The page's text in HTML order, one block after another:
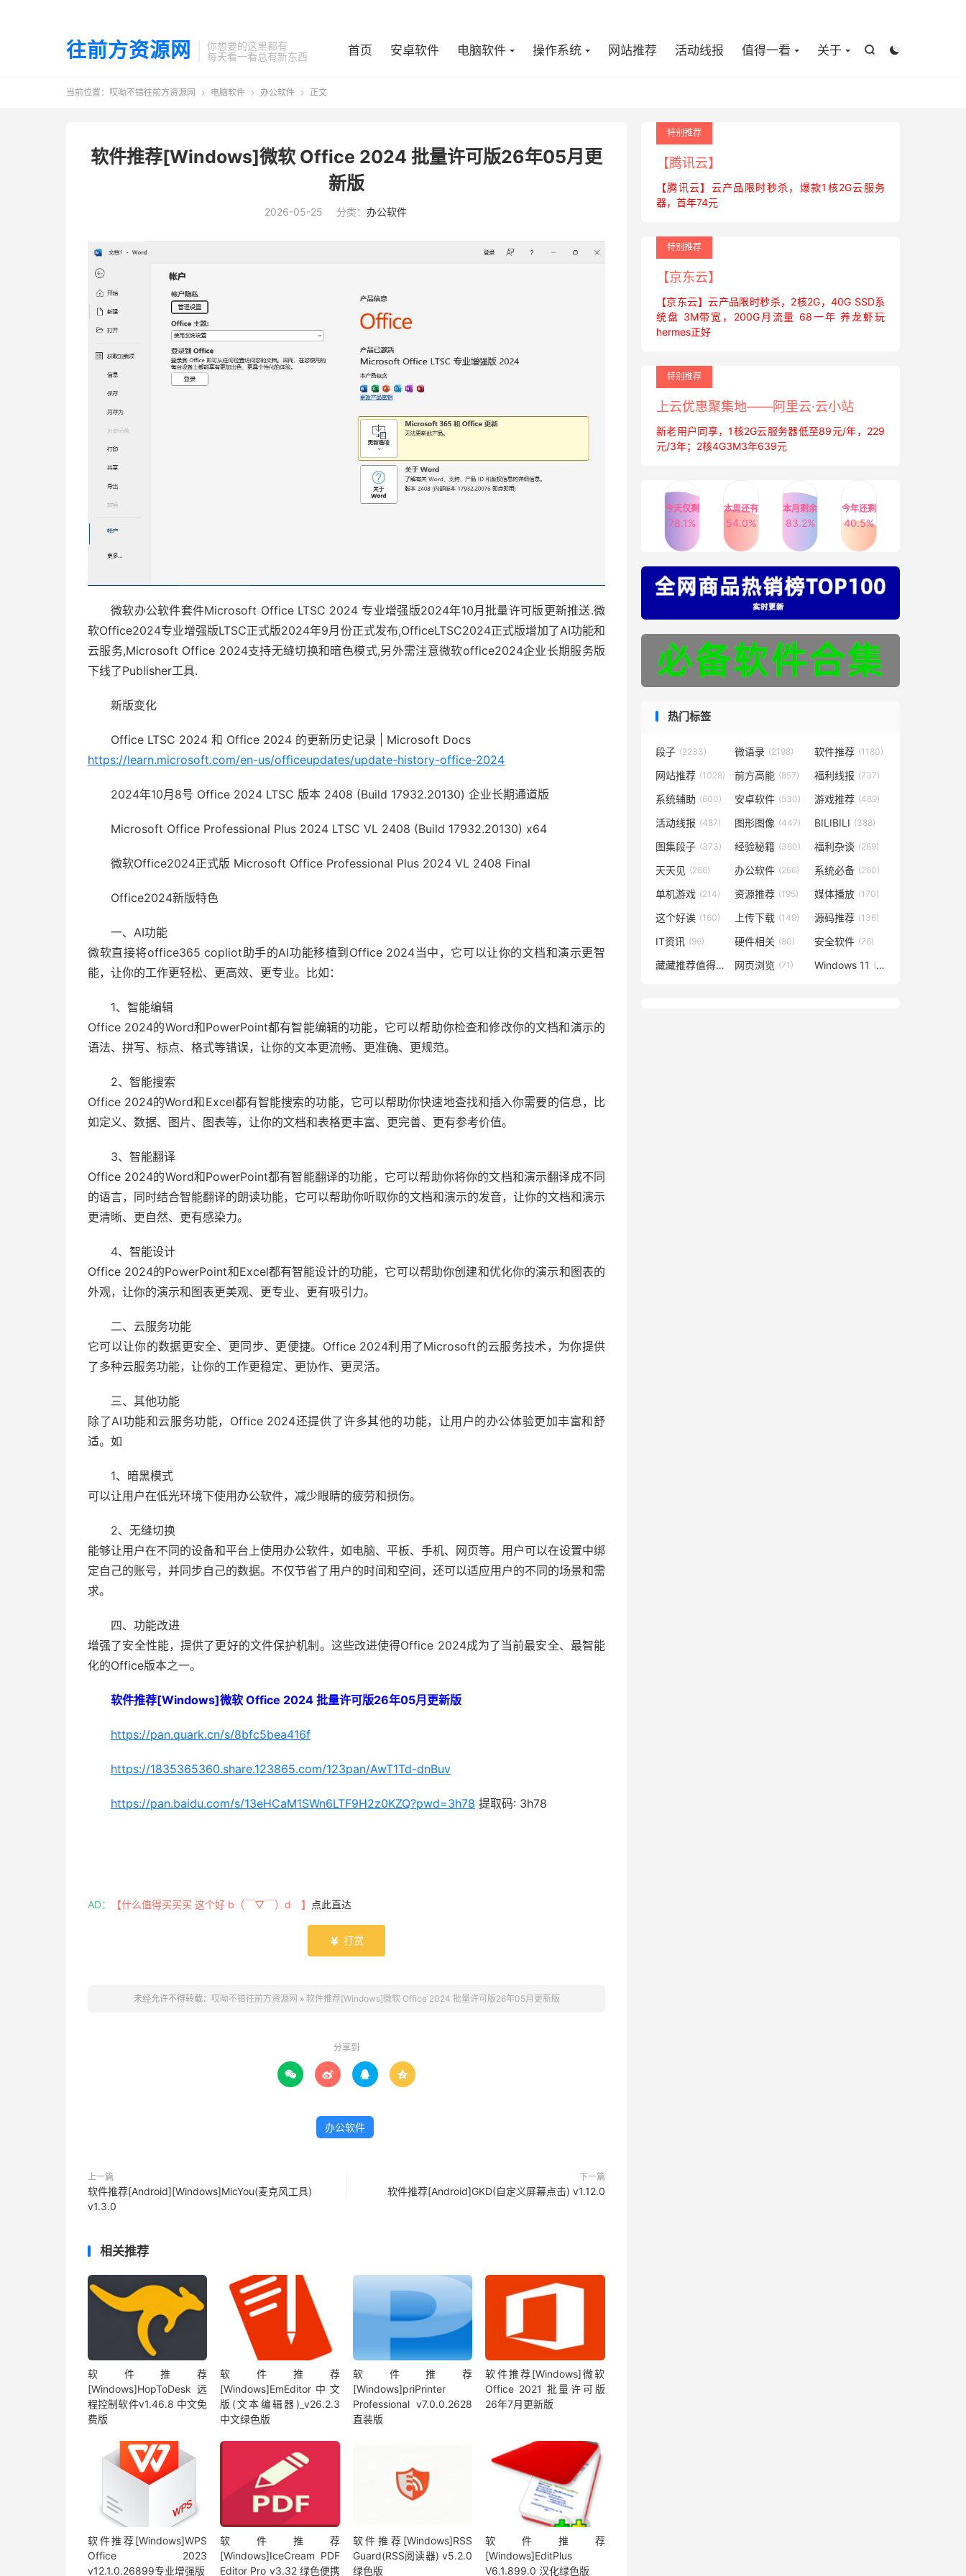
往前方资源网
你想要的这里都有
每天看一看总有新东西


首页 安卓软件 电脑软件 操作系统 网站推荐 活动线报 值得一看 关于
当前位置： 哎呦不错往前方资源网  电脑软件  办公软件  正文
软件推荐[Windows]微软 Office 2024 批量许可版26年05月更
新版
2026-05-25 分类： 办公软件
微软办公软件套件Microsoft Office LTSC 2024 专业增强版2024年10月批量许可版更新推送.微
软Office2024专业增强版LTSC正式版2024年9月份正式发布,OfficeLTSC2024正式版增加了AI功能和
云服务,Microsoft Office 2024支持无缝切换和暗色模式,另外需注意微软office2024企业长期服务版
下线了Publisher工具.
新版变化
Office LTSC 2024 和 Office 2024 的更新历史记录 | Microsoft Docs
https://learn.microsoft.com/en-us/officeupdates/update-history-office-2024
2024年10月8号 Office 2024 LTSC 版本 2408 (Build 17932.20130) 企业长期通道版
Microsoft Office Professional Plus 2024 LTSC VL 2408 (Build 17932.20130) x64
微软Office2024正式版 Microsoft Office Professional Plus 2024 VL 2408 Final
Office2024新版特色
一、AI功能
微软直接将office365 copliot助手的AI功能移植到Office 2024当中，它可以让你的文档和演示更智
能，让你的工作更轻松、更高效、更专业。比如：
1、智能编辑
Office 2024的Word和PowerPoint都有智能编辑的功能，它可以帮助你检查和修改你的文档和演示的
语法、拼写、标点、格式等错误，让你的文本更流畅、更准确、更规范。
2、智能搜索
Office 2024的Word和Excel都有智能搜索的功能，它可以帮助你快速地查找和插入你需要的信息，比
如定义、数据、图片、图表等，让你的文档和表格更丰富、更完善、更有参考价值。
3、智能翻译
Office 2024的Word和PowerPoint都有智能翻译的功能，它可以帮助你将你的文档和演示翻译成不同
的语言，同时结合智能翻译的朗读功能，它可以帮助你听取你的文档和演示的发音，让你的文档和演示
更清晰、更自然、更有感染力。
4、智能设计
Office 2024的PowerPoint和Excel都有智能设计的功能，它可以帮助你创建和优化你的演示和图表的
外观，让你的演示和图表更美观、更专业、更有吸引力。
二、云服务功能
它可以让你的数据更安全、更同步、更便捷。Office 2024利用了Microsoft的云服务技术，为你提供
了多种云服务功能，让你的工作更稳定、更协作、更灵活。
三、其他功能
除了AI功能和云服务功能，Office 2024还提供了许多其他的功能，让用户的办公体验更加丰富和舒
适。如
1、暗黑模式
可以让用户在低光环境下使用办公软件，减少眼睛的疲劳和损伤。
2、无缝切换
能够让用户在不同的设备和平台上使用办公软件，如电脑、平板、手机、网页等。用户可以在设置中绑
定自己的账号，并同步自己的数据。不仅节省了用户的时间和空间，还可以适应用户的不同的场景和需
求。
四、功能改进
增强了安全性能，提供了更好的文件保护机制。这些改进使得Office 2024成为了当前最安全、最智能
化的Office版本之一。
软件推荐[Windows]微软 Office 2024 批量许可版26年05月更新版
https://pan.quark.cn/s/8bfc5bea416f
https://1835365360.share.123865.com/123pan/AwT1Td-dnBuv
https://pan.baidu.com/s/13eHCaM1SWn6LTF9H2z0KZQ?pwd=3h78 提取码: 3h78
AD： 【什么值得买买买 这个好 b（￣▽￣）d 】 点此直达
 打赏
未经允许不得转载： 哎呦不错往前方资源网 » 软件推荐[Windows]微软 Office 2024 批量许可版26年05月更新版
分享到
   
办公软件
上一篇
软件推荐[Android][Windows]MicYou(麦克风工具)
v1.3.0
下一篇
软件推荐[Android]GKD(自定义屏幕点击) v1.12.0
相关推荐
软件推荐
[Windows]HopToDesk远
程控制软件v1.46.8 中文免
费版
软件推荐
[Windows]EmEditor中文
版(文本编辑器)_v26.2.3
中文绿色版
软件推荐
[Windows]priPrinter
Professional v7.0.0.2628
直装版
软件推荐[Windows]微软
Office 2021 批量许可版
26年7月更新版
软件推荐[Windows]WPS
Office 2023
v12.1.0.26899专业增强版
软件推荐
[Windows]IceCream PDF
Editor Pro v3.32 绿色便携
软件推荐[Windows]RSS
Guard(RSS阅读器) v5.2.0
绿色版
软件推荐
[Windows]EditPlus
V6.1.899.0 汉化绿色版
特别推荐
【腾讯云】
【腾讯云】云产品限时秒杀，爆款1核2G云服务
器，首年74元
特别推荐
【京东云】
【京东云】云产品限时秒杀，2核2G，40G SSD系
统盘 3M带宽，200G月流量 68一年 养龙虾玩
hermes正好
特别推荐
上云优惠聚集地——阿里云·云小站
新老用户同享，1核2G云服务器低至89元/年，229
元/3年；2核4G3M3年639元
今天仅剩
78.1%
本周还有
54.0%
本月剩余
83.2%
今年还剩
40.5%
热门标签
段子 (2233) 微语录 (2198) 软件推荐 (1180)
网站推荐 (1028) 前方高能 (857) 福利线报 (737)
系统辅助 (600) 安卓软件 (530) 游戏推荐 (489)
活动线报 (487) 图形图像 (447) BILIBILI (388)
图集段子 (373) 经验秘籍 (360) 福利杂谈 (269)
天天见 (266) 办公软件 (266) 系统必备 (260)
单机游戏 (214) 资源推荐 (195) 媒体播放 (170)
这个好诶 (160) 上传下载 (149) 源码推荐 (136)
IT资讯 (96) 硬件相关 (80) 安全软件 (76)
藏藏推荐值得一看 (73)
网页浏览 (71) Windows 11 (48)